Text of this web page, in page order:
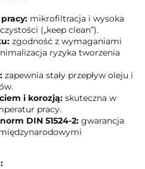
mikrofiltracja i wysoka
(„keep clean”).
zgodność z wymaganiami
ryzyka tworzenia
zapewnia stały przepływ oleju i
i korozją: skuteczna w
pracy.
DIN 51524-2: gwarancja